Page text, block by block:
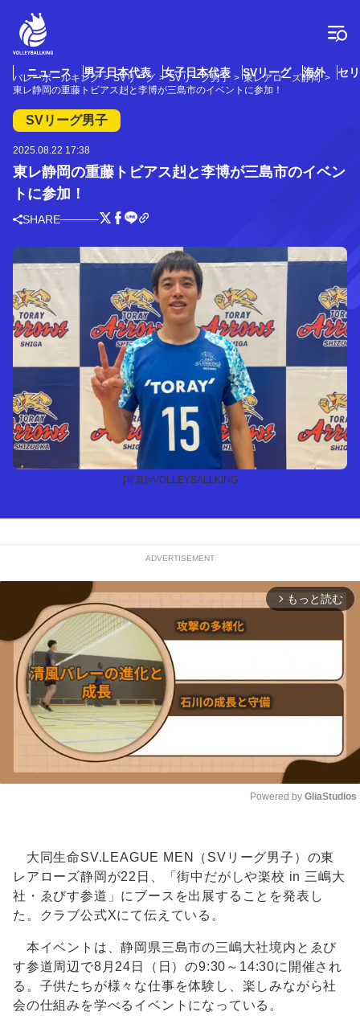
ニュース 男子日本代表 女子日本代表 SVリーグ 海外 セ
バレーボールキング SVリーグ SVリーグ男子
東レアローズ静岡
東レ静岡の重藤トビアス赳と李博が三島市のイベントに参加！
SVリーグ男子
2025.08.22 17:38
東レ静岡の重藤トビアス赳と李博が三島市のイベン
トに参加！
SHARE
[写真]=VOLLEYBALLKING
ADVERTISEMENT
arrow_forward_ios もっと読む
Powered by GliaStudios
大同生命SV.LEAGUE MEN（SVリーグ男子）の東
レアローズ静岡が22日、「街中だがしや楽校 in 三嶋大
社・ゑびす参道」にブースを出展することを発表し
た。クラブ公式Xにて伝えている。
本イベントは、静岡県三島市の三嶋大社境内とゑび
す参道周辺で8月24日（日）の9:30～14:30に開催され
る。子供たちが様々な仕事を体験し、楽しみながら社
会の仕組みを学べるイベントになっている。